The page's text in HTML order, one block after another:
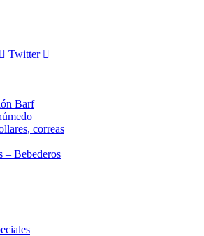
Twitter
Barf
correas
– Bebederos